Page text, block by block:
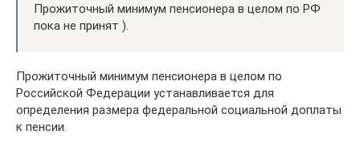
Прожиточный минимум пенсионера в целом по РФ
пока не принят ).
Прожиточный минимум пенсионера в целом по
Российской Федерации устанавливается для
определения размера федеральной социальной доплаты
к пенсии.